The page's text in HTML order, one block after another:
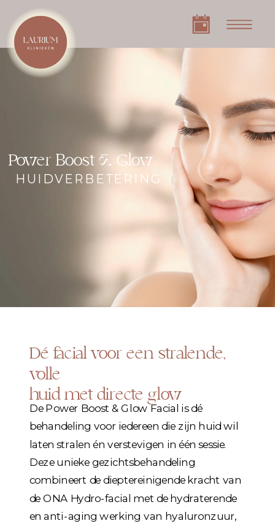
Power Boost & Glow
HUIDVERBETERING
Dé facial voor een stralende,
volle
huid met directe glow
De Power Boost & Glow Facial is dé
behandeling voor iedereen die zijn huid wil
laten stralen én verstevigen in één sessie.
Deze unieke gezichtsbehandeling
combineert de dieptereinigende kracht van
de ONA Hydro-facial met de hydraterende
en anti-aging werking van hyaluronzuur,